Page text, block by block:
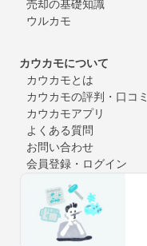
売却の基礎知識
ウルカモ
カウカモについて
カウカモとは
カウカモの評判・口コミ
カウカモアプリ
よくある質問
お問い合わせ
会員登録・ログイン